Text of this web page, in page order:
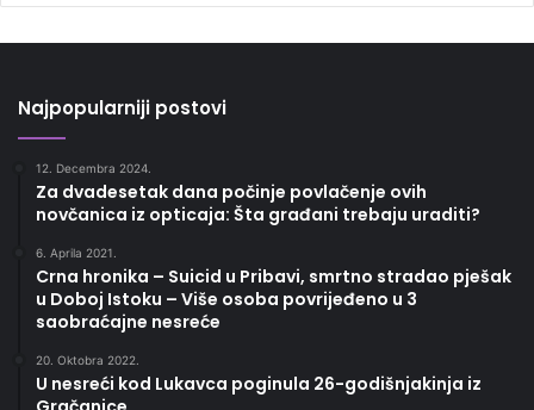
Najpopularniji postovi
12. Decembra 2024.
Za dvadesetak dana počinje povlačenje ovih
novčanica iz opticaja: Šta građani trebaju uraditi?
6. Aprila 2021.
Crna hronika – Suicid u Pribavi, smrtno stradao pješak
u Doboj Istoku – Više osoba povrijeđeno u 3
saobraćajne nesreće
20. Oktobra 2022.
U nesreći kod Lukavca poginula 26-godišnjakinja iz